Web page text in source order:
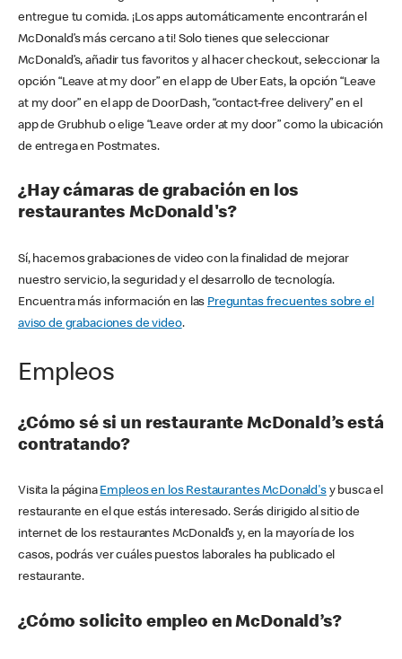
entregue tu comida. ¡Los apps automáticamente encontrarán el
McDonald’s más cercano a ti! Solo tienes que seleccionar
McDonald’s, añadir tus favoritos y al hacer checkout, seleccionar la
opción “Leave at my door” en el app de Uber Eats, la opción “Leave
at my door” en el app de DoorDash, “contact-free delivery” en el
app de Grubhub o elige “Leave order at my door” como la ubicación
de entrega en Postmates.
¿Hay cámaras de grabación en los
restaurantes McDonald's?
Sí, hacemos grabaciones de video con la finalidad de mejorar
nuestro servicio, la seguridad y el desarrollo de tecnología.
Encuentra más información en las Preguntas frecuentes sobre el
aviso de grabaciones de video.
Empleos
¿Cómo sé si un restaurante McDonald’s está
contratando?
Visita la página Empleos en los Restaurantes McDonald'sy busca el
restaurante en el que estás interesado. Serás dirigido al sitio de
internet de los restaurantes McDonald’s y, en la mayoría de los
casos, podrás ver cuáles puestos laborales ha publicado el
restaurante.
¿Cómo solicito empleo en McDonald’s?